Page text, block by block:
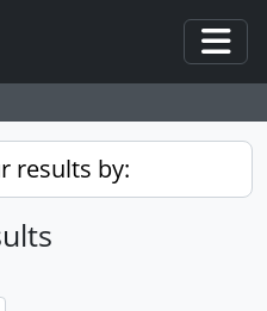
results by: